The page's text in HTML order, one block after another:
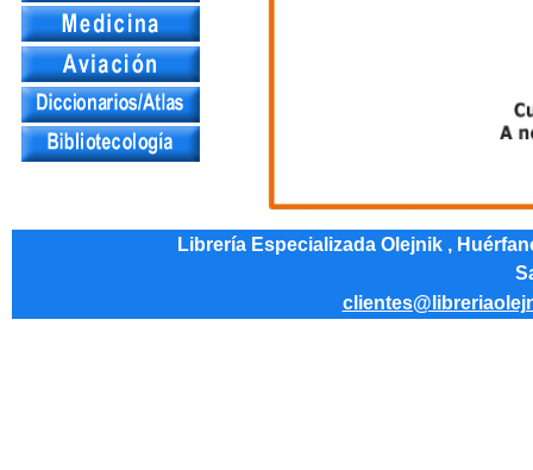
Librería Especializada Olejnik ,